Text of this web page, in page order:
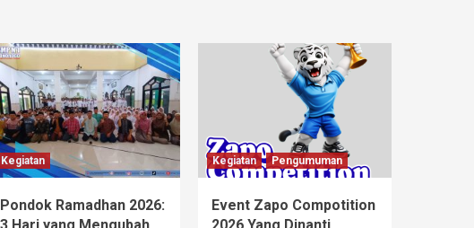
Kegiatan
Pondok Ramadhan 2026:
Kegiatan Pengumuman
Event Zapo Compotition